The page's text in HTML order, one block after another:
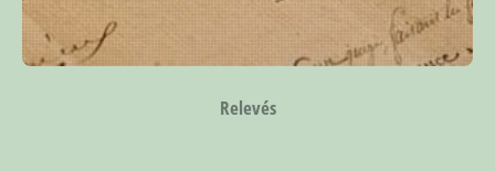
Relevés